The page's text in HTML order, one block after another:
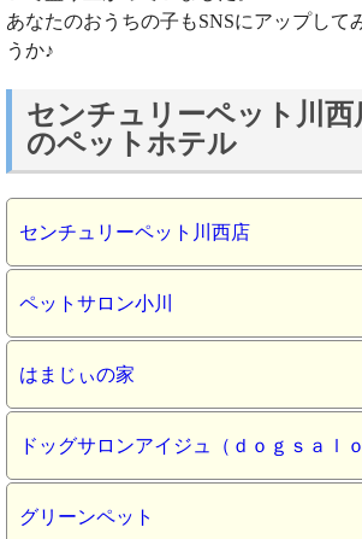
あなたのおうちの子もSNSにアップして
うか♪
センチュリーペット川西
のペットホテル
センチュリーペット川西店
ペットサロン小川
はまじぃの家
ドッグサロンアイジュ（ｄｏｇｓａｌ
グリーンペット